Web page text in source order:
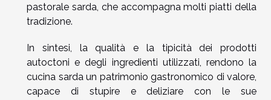
pastorale sarda, che accompagna molti piatti della
tradizione.
In sintesi, la qualità e la tipicità dei prodotti
autoctoni e degli ingredienti utilizzati, rendono la
cucina sarda un patrimonio gastronomico di valore,
capace di stupire e deliziare con le sue